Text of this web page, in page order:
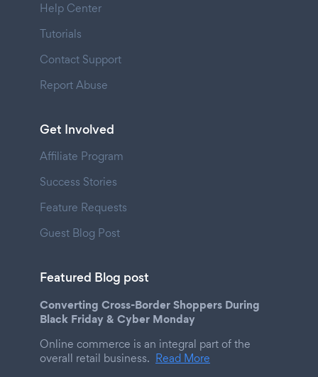
Help Center
Tutorials
Contact Support
Report Abuse
Get Involved
Affiliate Program
Success Stories
Feature Requests
Guest Blog Post
Featured Blog post
Converting Cross-Border Shoppers During
Black Friday & Cyber Monday
Online commerce is an integral part of the
overall retail business. Read More